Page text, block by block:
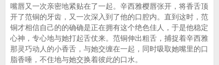
嘴唇又一次亲密地紧贴在了一起。辛西雅樱唇张开，将香舌顶
开了范铜的牙齿，又一次深入到了他的口腔内。直到这时，范
铜才相信自己的的确确是正在拥有这个绝色佳人，于是他稳定
心神，专心地与她打起舌仗来。范铜伸出粗舌，捕捉着辛西雅
那灵巧动人的小香舌，与她交缠在一起，同时吸取她嘴里的口
脂香唾，不住地与她交换着彼此的口水。